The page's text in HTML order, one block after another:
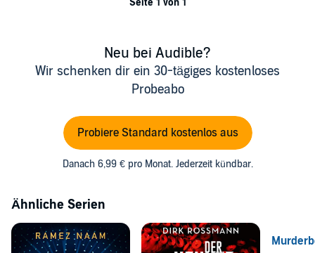
Seite 1 von 1
Neu bei Audible?
Wir schenken dir ein 30-tägiges kostenloses
Probeabo
Probiere Standard kostenlos aus
Danach 6,99 € pro Monat. Jederzeit kündbar.
Ähnliche Serien